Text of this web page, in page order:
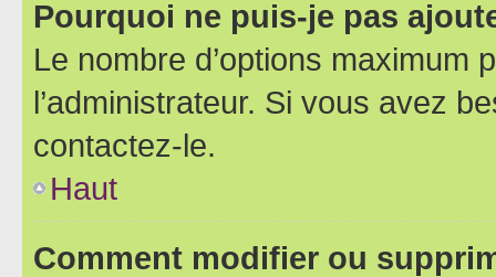
Pourquoi ne puis-je pas
Le nombre d’options maximum
l’administrateur. Si vous avez
contactez-le.
Haut
Comment modifier ou